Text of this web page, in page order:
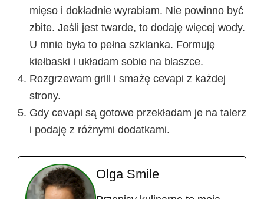
mięso i dokładnie wyrabiam. Nie powinno być
zbite. Jeśli jest twarde, to dodaję więcej wody.
U mnie była to pełna szklanka. Formuję
kiełbaski i układam sobie na blaszce.
Rozgrzewam grill i smażę cevapi z każdej
strony.
Gdy cevapi są gotowe przekładam je na talerz
i podaję z różnymi dodatkami.
Olga Smile